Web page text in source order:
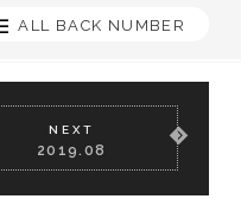
ALL BACK NUMBER
NEXT
2019.08